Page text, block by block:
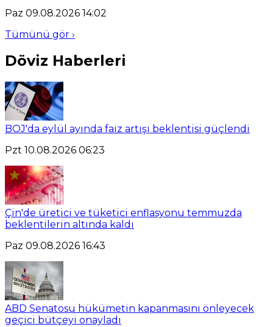
Paz 09.08.2026 14:02
Tümünü gör ›
Döviz Haberleri
BOJ'da eylül ayında faiz artışı beklentisi güçlendi
Pzt 10.08.2026 06:23
Çin'de üretici ve tüketici enflasyonu temmuzda
beklentilerin altında kaldı
Paz 09.08.2026 16:43
ABD Senatosu hükümetin kapanmasını önleyecek
geçici bütçeyi onayladı